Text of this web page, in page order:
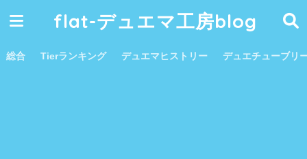
flat-デュエマ工房blog
総合 Tierランキング デュエマヒストリー デュエチューブリ